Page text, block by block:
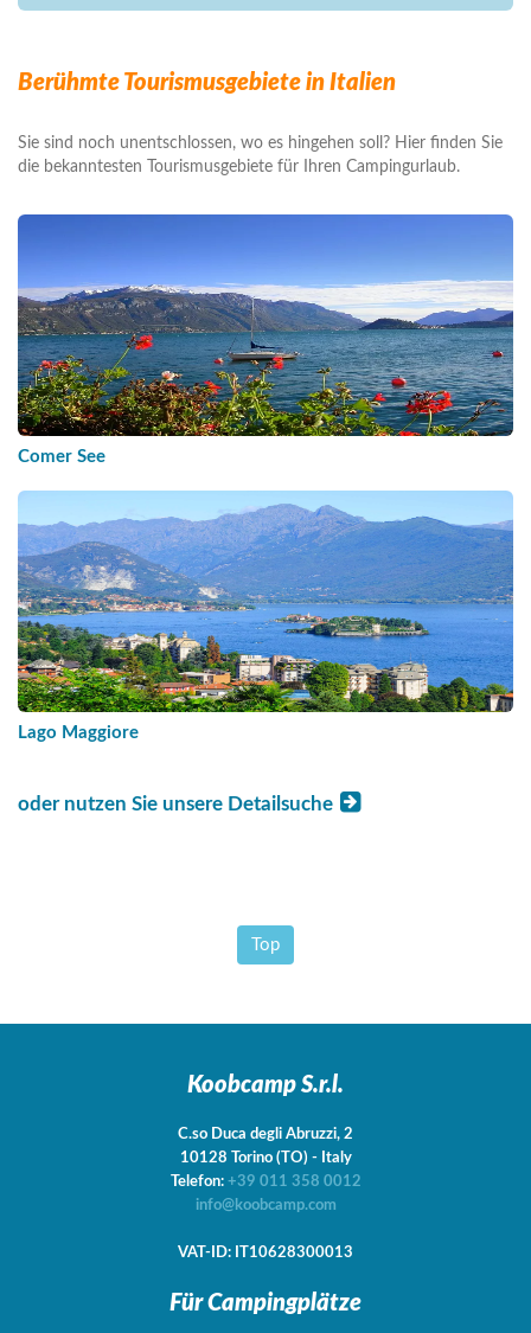
Berühmte Tourismusgebiete in Italien
Sie sind noch unentschlossen, wo es hingehen soll? Hier finden Sie
die bekanntesten Tourismusgebiete für Ihren Campingurlaub.
Comer See
Lago Maggiore
oder nutzen Sie unsere Detailsuche
Top
Koobcamp S.r.l.
C.so Duca degli Abruzzi, 2
10128 Torino (TO) - Italy
Telefon: +39 011 358 0012
info@koobcamp.com
VAT-ID: IT10628300013
Für Campingplätze